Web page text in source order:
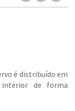
é distribuído em
de forma